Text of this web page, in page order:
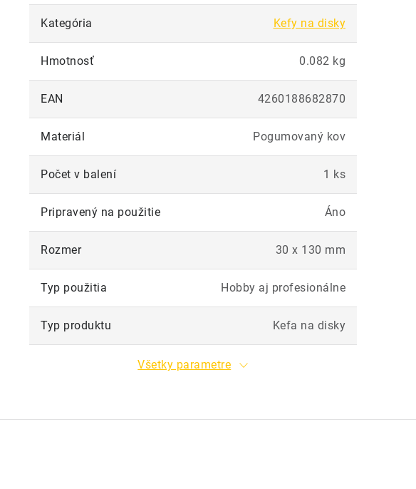
Kategória Kefy na disky
Hmotnosť 0.082 kg
EAN 4260188682870
Materiál Pogumovaný kov
Počet v balení 1 ks
Pripravený na použitie Áno
Rozmer 30 x 130 mm
Typ použitia Hobby aj profesionálne
Typ produktu Kefa na disky
Všetky parametre